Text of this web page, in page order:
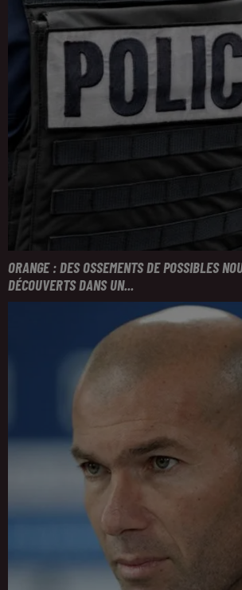
ORANGE : DES OSSEMENTS DE POSSIBLES
DÉCOUVERTS DANS UN...